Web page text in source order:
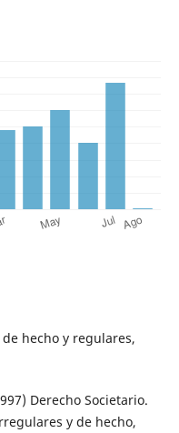
de hecho y regulares,
Derecho Societario.
y de hecho,